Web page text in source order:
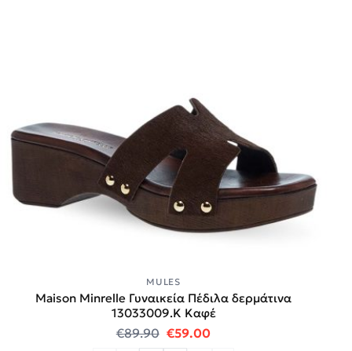
MULES
Maison Minrelle Γυναικεία Πέδιλα δερμάτινα
13033009.K Καφέ
€89.90 Original price was: €89.90.
€59.00Η τρέχουσα τιμή